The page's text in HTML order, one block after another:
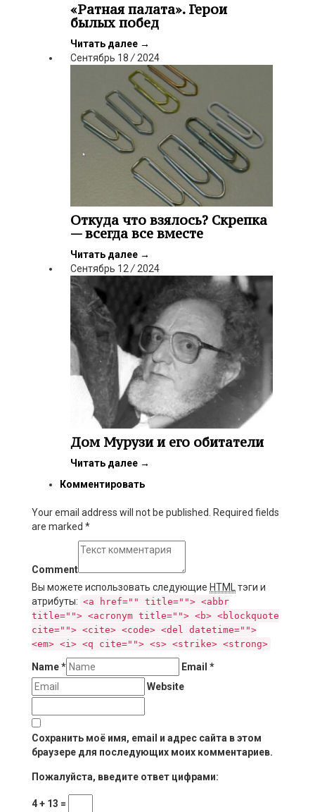
«Ратная палата». Герои
былых побед
Читать далее →
Сентябрь 18 / 2024
Откуда что взялось? Скрепка
— всегда все вместе
Читать далее →
Сентябрь 12 / 2024
Дом Мурузи и его обитатели
Читать далее →
Комментировать
Your email address will not be published. Required fields
are marked *
Comment
Вы можете использовать следующие HTML
тэги и
атрибуты: <a href="" title=""> <abbr
title=""> <acronym title=""> <b> <blockquote
cite=""> <cite> <code> <del datetime="">
<em> <i> <q cite=""> <s> <strike> <strong>
Name* Email *
Website
Сохранить моё имя, email и адрес сайта в этом
браузере для последующих моих комментариев.
Пожалуйста, введите ответ цифрами:
4 + 13 =